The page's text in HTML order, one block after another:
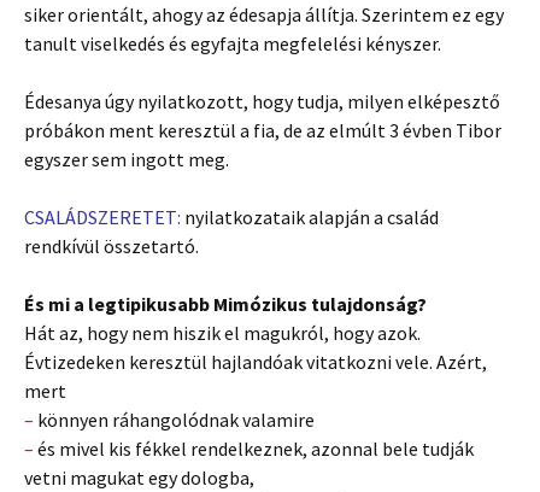
siker orientált, ahogy az édesapja állítja. Szerintem ez egy
tanult viselkedés és egyfajta megfelelési kényszer.
Édesanya úgy nyilatkozott, hogy tudja, milyen elképesztő
próbákon ment keresztül a fia, de az elmúlt 3 évben Tibor
egyszer sem ingott meg.
CSALÁDSZERETET: nyilatkozataik alapján a család
rendkívül összetartó.
És mi a legtipikusabb Mimózikus tulajdonság?
Hát az, hogy nem hiszik el magukról, hogy azok.
Évtizedeken keresztül hajlandóak vitatkozni vele. Azért,
mert
– könnyen ráhangolódnak valamire
– és mivel kis fékkel rendelkeznek, azonnal bele tudják
vetni magukat egy dologba,